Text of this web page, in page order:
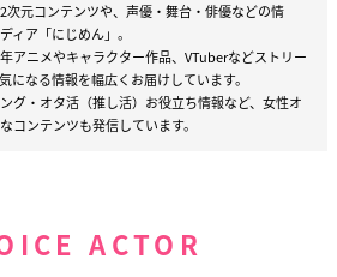
次元コンテンツや、声優・舞台・俳優などの情
ィア「にじめん」。
アニメやキャラクター作品、VTuberなどストリー
になる情報を幅広くお届けしています。
グ・オタ活（推し活）お役立ち情報など、女性オ
コンテンツも発信しています。
ACTOR